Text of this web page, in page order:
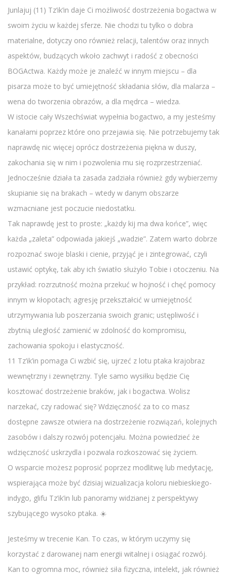
Junlajuj (11) Tz’ik’in daje Ci możliwość dostrzeżenia bogactwa w
swoim życiu w każdej sferze. Nie chodzi tu tylko o dobra
materialne, dotyczy ono również relacji, talentów oraz innych
aspektów, budzących wkoło zachwyt i radość z obecności
BOGActwa. Każdy może je znaleźć w innym miejscu – dla
pisarza może to być umiejętność składania słów, dla malarza –
wena do tworzenia obrazów, a dla mędrca – wiedza.
W istocie cały Wszechświat wypełnia bogactwo, a my jesteśmy
kanałami poprzez które ono przejawia się. Nie potrzebujemy tak
naprawdę nic więcej oprócz dostrzeżenia piękna w duszy,
zakochania się w nim i pozwolenia mu się rozprzestrzeniać.
Jednocześnie działa ta zasada zadziała również gdy wybierzemy
skupianie się na brakach – wtedy w danym obszarze
wzmacniane jest poczucie niedostatku.
Tak naprawdę jest to proste: „każdy kij ma dwa końce”, więc
każda „zaleta” odpowiada jakiejś „wadzie”. Zatem warto dobrze
rozpoznać swoje blaski i cienie, przyjąć je i zintegrować, czyli
ustawić optykę, tak aby ich światło służyło Tobie i otoczeniu. Na
przykład: rozrzutność można przekuć w hojność i chęć pomocy
innym w kłopotach; agresję przekształcić w umiejętność
utrzymywania lub poszerzania swoich granic; ustępliwość i
zbytnią uległość zamienić w zdolność do kompromisu,
zachowania spokoju i elastyczność.
11 Tz’ik’in pomaga Ci wzbić się, ujrzeć z lotu ptaka krajobraz
wewnętrzny i zewnętrzny. Tyle samo wysiłku będzie Cię
kosztować dostrzeżenie braków, jak i bogactwa. Wolisz
narzekać, czy radować się? Wdzięczność za to co masz
dostępne zawsze otwiera na dostrzeżenie rozwiązań, kolejnych
zasobów i dalszy rozwój potencjału. Można powiedzieć że
wdzięczność uskrzydla i pozwala rozkoszować się życiem.
O wsparcie możesz poprosić poprzez modlitwę lub medytację,
wspierająca może być dzisiaj wizualizacja koloru niebieskiego-
indygo, glifu Tz’ik’in lub panoramy widzianej z perspektywy
szybującego wysoko ptaka. ☀️
Jesteśmy w trecenie Kan. To czas, w którym uczymy się
korzystać z darowanej nam energii witalnej i osiągać rozwój.
Kan to ogromna moc, również siła fizyczna, intelekt, jak również